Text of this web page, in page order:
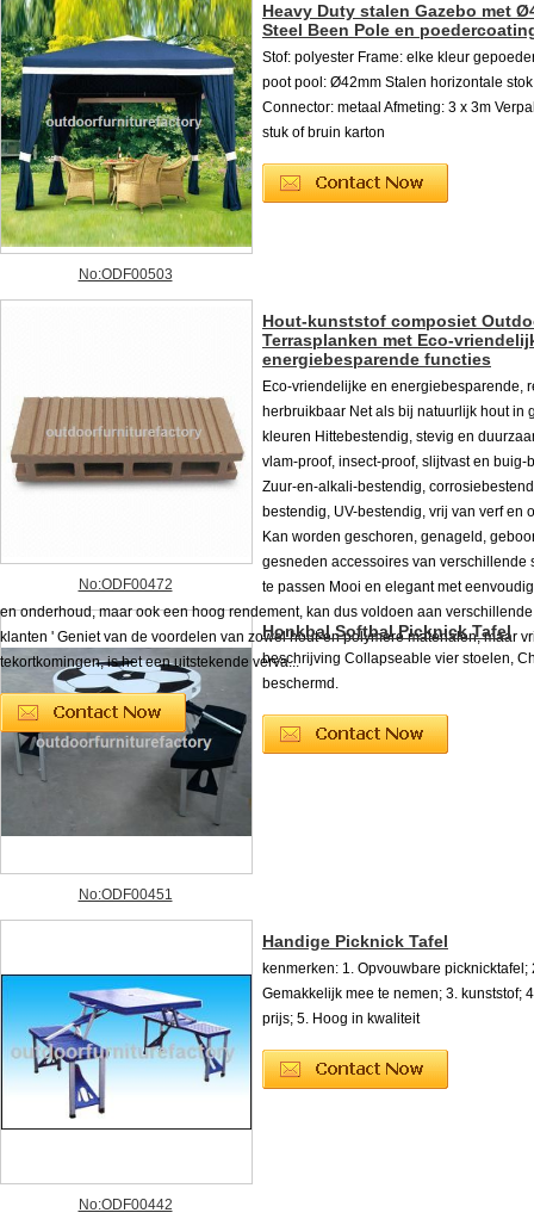
No:ODF00503
Heavy Duty stalen Gazebo met
Steel Been Pole en
Stof: polyester Frame: elke kleur
poot pool: Ø42mm Stalen horizontale
Connector: metaal Afmeting: 3 x 3m
stuk of bruin karton
No:ODF00472
Hout-kunststof composiet
Terrasplanken met Eco-
energiebesparende functies
Eco-vriendelijke en energiebesparende,
herbruikbaar Net als bij natuurlijk hout in
kleuren Hittebestendig, stevig en
vlam-proof, insect-proof, slijtvast en buig-
Zuur-en-alkali-bestendig,
bestendig, UV-bestendig, vrij van verf en
Kan worden geschoren, genageld,
gesneden accessoires van verschillende
te passen Mooi en elegant met
en onderhoud, maar ook een hoog rendement, kan dus voldoen aan
klanten ' Geniet van de voordelen van zowel hout-en polymere materialen, maar
tekortkomingen, is het een uitstekende verva...
No:ODF00451
Honkbal Softbal Picknick Tafel
beschrijving Collapseable vier stoelen,
beschermd.
No:ODF00442
Handige Picknick Tafel
kenmerken: 1. Opvouwbare picknicktafel;
Gemakkelijk mee te nemen; 3. kunststof;
prijs; 5. Hoog in kwaliteit